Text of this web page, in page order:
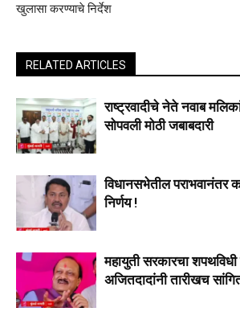
खुलासा करण्याचे निर्देश
RELATED ARTICLES
राष्ट्रवादीचे नेते नवाब
सोपवली मोठी जबाबदारी
विधानसभेतील पराभवानंतर
निर्णय !
महायुती सरकारचा शपथविधी
अजितदादांनी तारीखच